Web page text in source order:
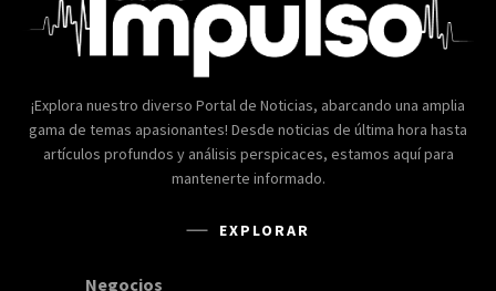
¡Explora nuestro diverso Portal de Noticias, abarcando una amplia
gama de temas apasionantes! Desde noticias de última hora hasta
artículos profundos y análisis perspicaces, estamos aquí para
mantenerte informado.
EXPLORAR
Negocios